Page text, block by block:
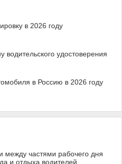
в 2026 году
водительского удостоверения
в Россию в 2026 году
между частями рабочего дня
и отдыха водителей